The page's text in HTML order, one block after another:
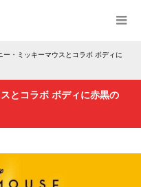
ー・ミッキーマウスとコラボ ボディに
とコラボ ボディに赤黒の